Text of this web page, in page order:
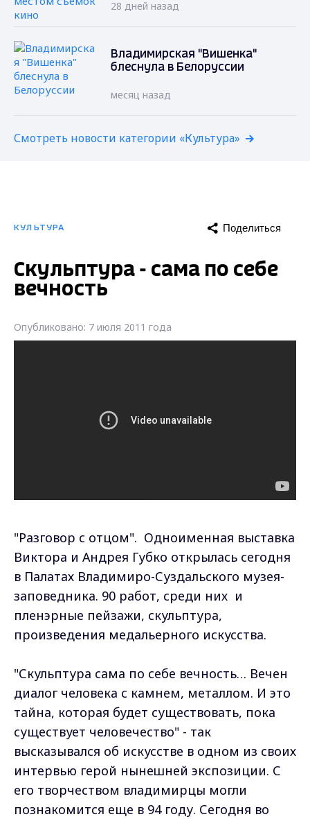
28 дней назад
Владимирская "Вишенка"
блеснула в Белоруссии
месяц назад
Смотреть новости категории «Культура»
КУЛЬТУРА Поделиться
Скульптура - сама по себе
вечность
Опубликовано: 7 июля 2011 года
"Разговор с отцом". Одноименная выставка
Виктора и Андрея Губко открылась сегодня
в Палатах Владимиро-Суздальского музея-
заповедника. 90 работ, среди них и
пленэрные пейзажи, скульптура,
произведения медальерного искусства.
"Скульптура сама по себе вечность… Вечен
диалог человека с камнем, металлом. И это
тайна, которая будет существовать, пока
существует человечество" - так
высказывался об искусстве в одном из своих
интервью герой нынешней экспозиции. С
его творчеством владимирцы могли
познакомится еще в 94 году. Сегодня во